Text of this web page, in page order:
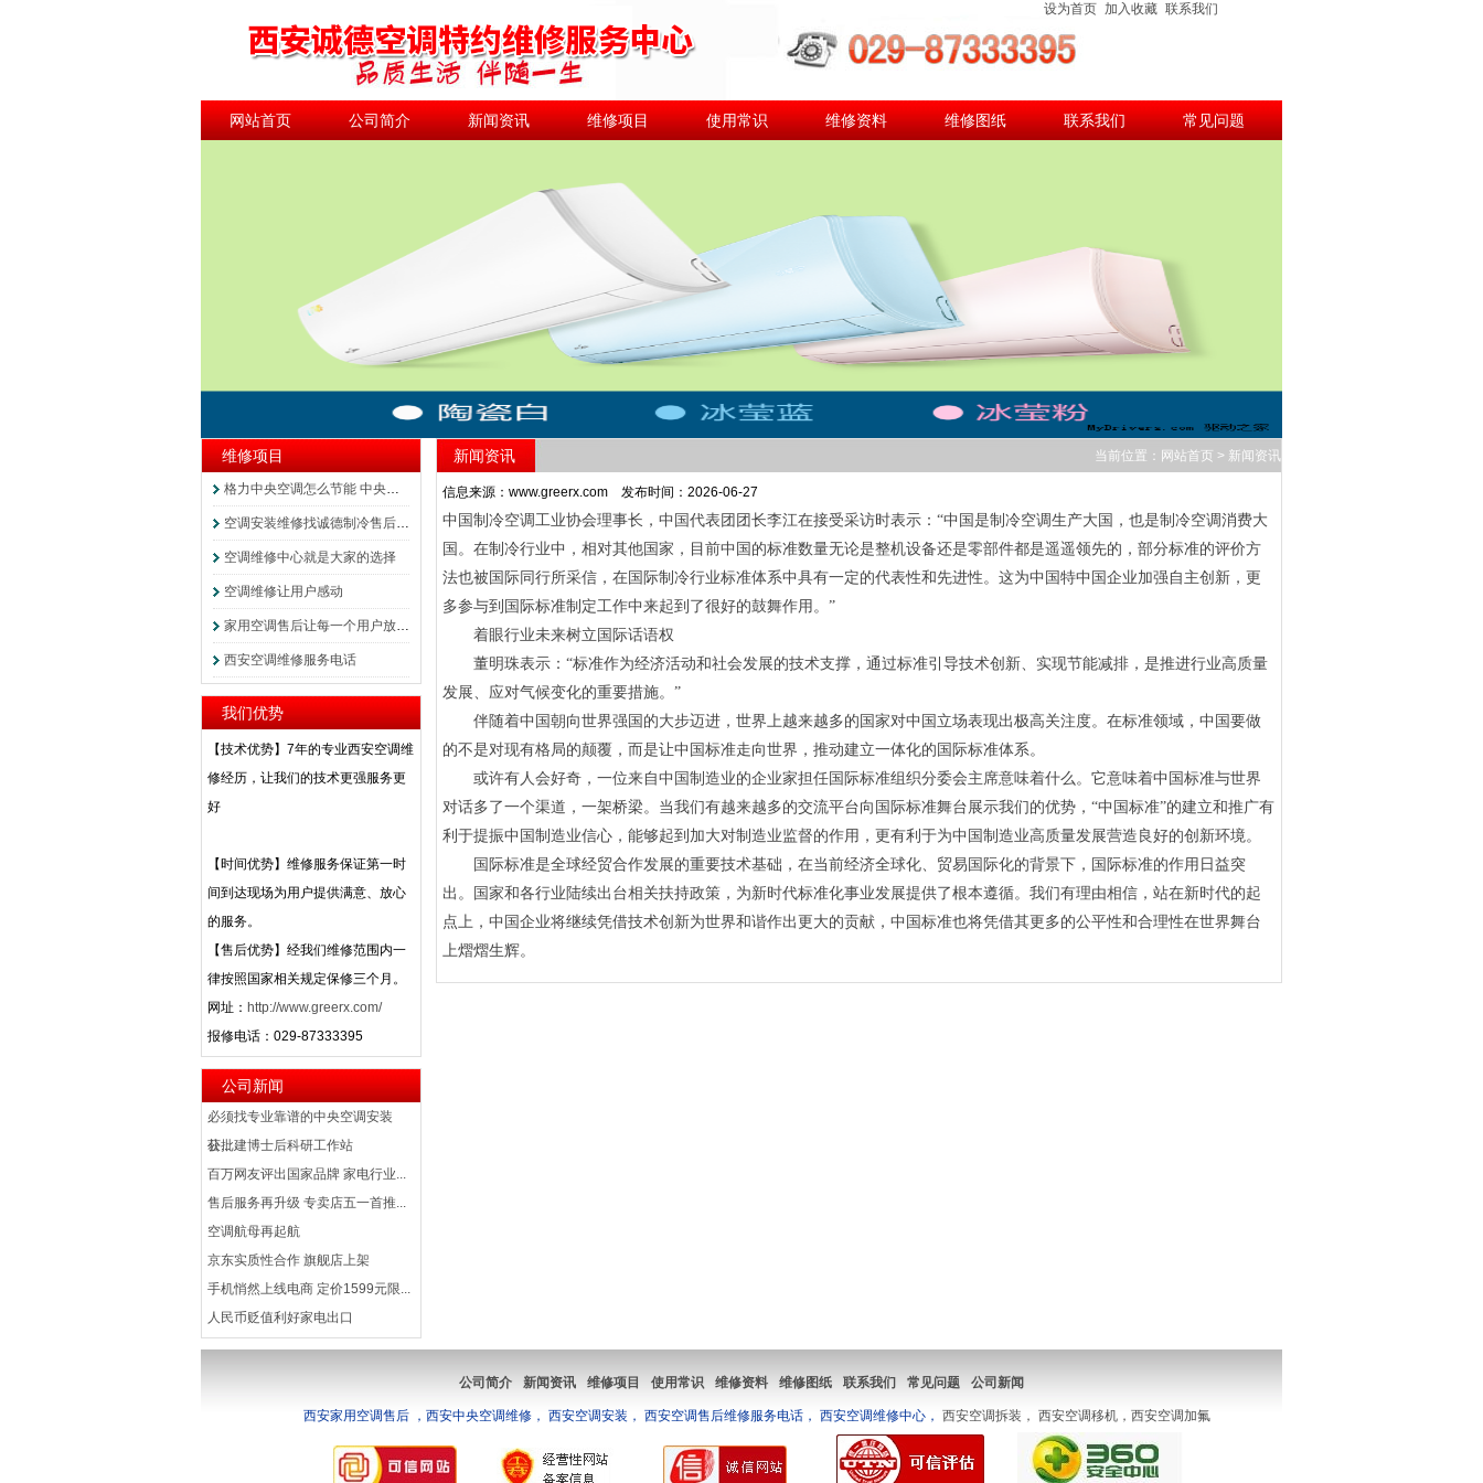
设为首页 加入收藏 联系我们
网站首页 公司简介 新闻资讯 维修项目 使用常识 维修资料 维修图纸 联系我们 常见问题
维修项目
格力中央空调怎么节能 中央空调...
空调安装维修找诚德制冷售后服务
空调维修中心就是大家的选择
空调维修让用户感动
家用空调售后让每一个用户放心使...
西安空调维修服务电话
我们优势
【技术优势】7年的专业西安空调维
修经历，让我们的技术更强服务更
好
【时间优势】维修服务保证第一时
间到达现场为用户提供满意、放心
的服务。
【售后优势】经我们维修范围内一
律按照国家相关规定保修三个月。
网址： http://www.greerx.com/
报修电话：029-87333395
公司新闻
必须找专业靠谱的中央空调安装
公...
获批建博士后科研工作站
百万网友评出国家品牌 家电行业...
售后服务再升级 专卖店五一首推...
空调航母再起航
京东实质性合作 旗舰店上架
手机悄然上线电商 定价1599元限...
人民币贬值利好家电出口
新闻资讯 当前位置： 网站首页 > 新闻资讯
信息来源：www.greerx.com 发布时间：2026-06-27
中国制冷空调工业协会理事长，中国代表团团长李江在接受采访时表示：“中国是制冷空调生产大国，也是制冷空调消费大
国。在制冷行业中，相对其他国家，目前中国的标准数量无论是整机设备还是零部件都是遥遥领先的，部分标准的评价方
法也被国际同行所采信，在国际制冷行业标准体系中具有一定的代表性和先进性。这为中国特中国企业加强自主创新，更
多参与到国际标准制定工作中来起到了很好的鼓舞作用。”
着眼行业未来树立国际话语权
董明珠表示：“标准作为经济活动和社会发展的技术支撑，通过标准引导技术创新、实现节能减排，是推进行业高质量
发展、应对气候变化的重要措施。”
伴随着中国朝向世界强国的大步迈进，世界上越来越多的国家对中国立场表现出极高关注度。在标准领域，中国要做
的不是对现有格局的颠覆，而是让中国标准走向世界，推动建立一体化的国际标准体系。
或许有人会好奇，一位来自中国制造业的企业家担任国际标准组织分委会主席意味着什么。它意味着中国标准与世界
对话多了一个渠道，一架桥梁。当我们有越来越多的交流平台向国际标准舞台展示我们的优势，“中国标准”的建立和推广有
利于提振中国制造业信心，能够起到加大对制造业监督的作用，更有利于为中国制造业高质量发展营造良好的创新环境。
国际标准是全球经贸合作发展的重要技术基础，在当前经济全球化、贸易国际化的背景下，国际标准的作用日益突
出。国家和各行业陆续出台相关扶持政策，为新时代标准化事业发展提供了根本遵循。我们有理由相信，站在新时代的起
点上，中国企业将继续凭借技术创新为世界和谐作出更大的贡献，中国标准也将凭借其更多的公平性和合理性在世界舞台
上熠熠生辉。
公司简介 新闻资讯 维修项目 使用常识 维修资料 维修图纸 联系我们 常见问题 公司新闻
西安家用空调售后 ，西安中央空调维修， 西安空调安装， 西安空调售后维修服务电话， 西安空调维修中心， 西安空调拆装， 西安空调移机，西安空调加氟